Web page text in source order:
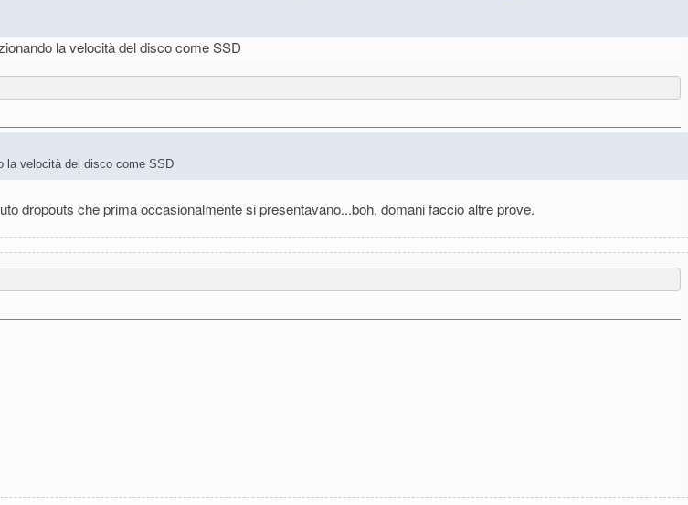
la velocità del disco come SSD
la velocità del disco come SSD
dropouts che prima occasionalmente si presentavano...boh, domani faccio altre prove.